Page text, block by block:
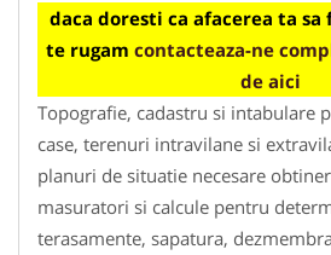
daca doresti ca afacerea ta
te rugam contacteaza-ne
de aici
Topografie, cadastru si intabulare
case, terenuri intravilane si
planuri de situatie necesare
masuratori si calcule pentru
terasamente, sapatura,